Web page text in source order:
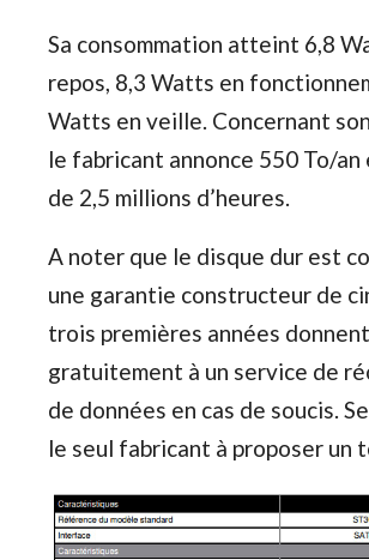
Sa consommation atteint 6,8
repos, 8,3 Watts en
Watts en veille. Concernant
le fabricant annonce 550 To/
de 2,5 millions d’heures.
A noter que le disque dur est
une garantie constructeur de
trois premières années
gratuitement à un service de
de données en cas de soucis.
le seul fabricant à proposer un